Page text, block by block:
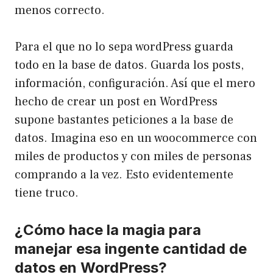
menos correcto.
Para el que no lo sepa wordPress guarda
todo en la base de datos. Guarda los posts,
información, configuración. Así que el mero
hecho de crear un post en WordPress
supone bastantes peticiones a la base de
datos. Imagina eso en un woocommerce con
miles de productos y con miles de personas
comprando a la vez. Esto evidentemente
tiene truco.
¿Cómo hace la magia para
manejar esa ingente cantidad de
datos en WordPress?